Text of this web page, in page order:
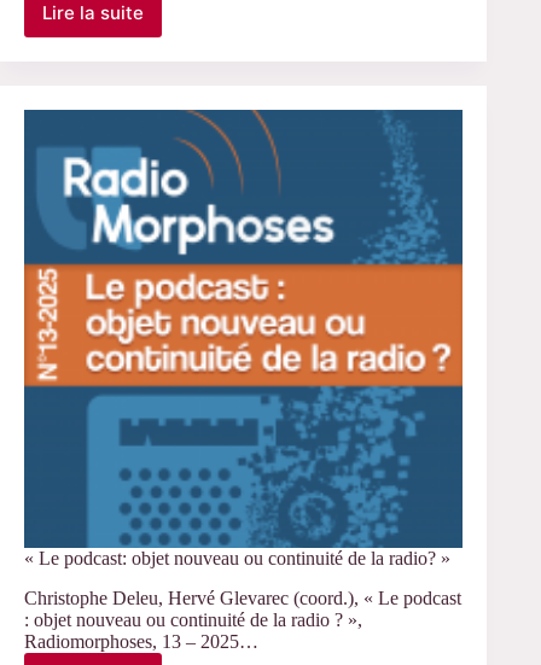
Lire la suite
«Des
« Le podcast: objet nouveau ou continuité de la radio? »
Christophe Deleu, Hervé Glevarec (coord.), « Le podcast
: objet nouveau ou continuité de la radio ? »,
Radiomorphoses, 13 – 2025…